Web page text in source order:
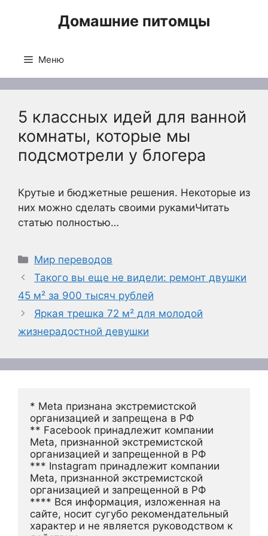
Домашние питомцы
Меню
5 классных идей для ванной
комнаты, которые мы
подсмотрели у блогера
Крутые и бюджетные решения. Некоторые из
них можно сделать своими рукамиЧитать
статью полностью…
Рубрики
Мир переводов
Такого вы еще не видели: ремонт двушки
45 м² за 900 тысяч рублей
Яркая трешка 72 м² для молодой
жизнерадостной девушки
* Meta признана экстремистской
организацией и запрещена в РФ
** Facebook принадлежит компании
Meta, признанной экстремистской
организацией и запрещенной в РФ
*** Instagram принадлежит компании
Meta, признанной экстремистской
организацией и запрещенной в РФ
**** Вся информация, изложенная на
сайте, носит сугубо рекомендательный
характер и не является руководством к